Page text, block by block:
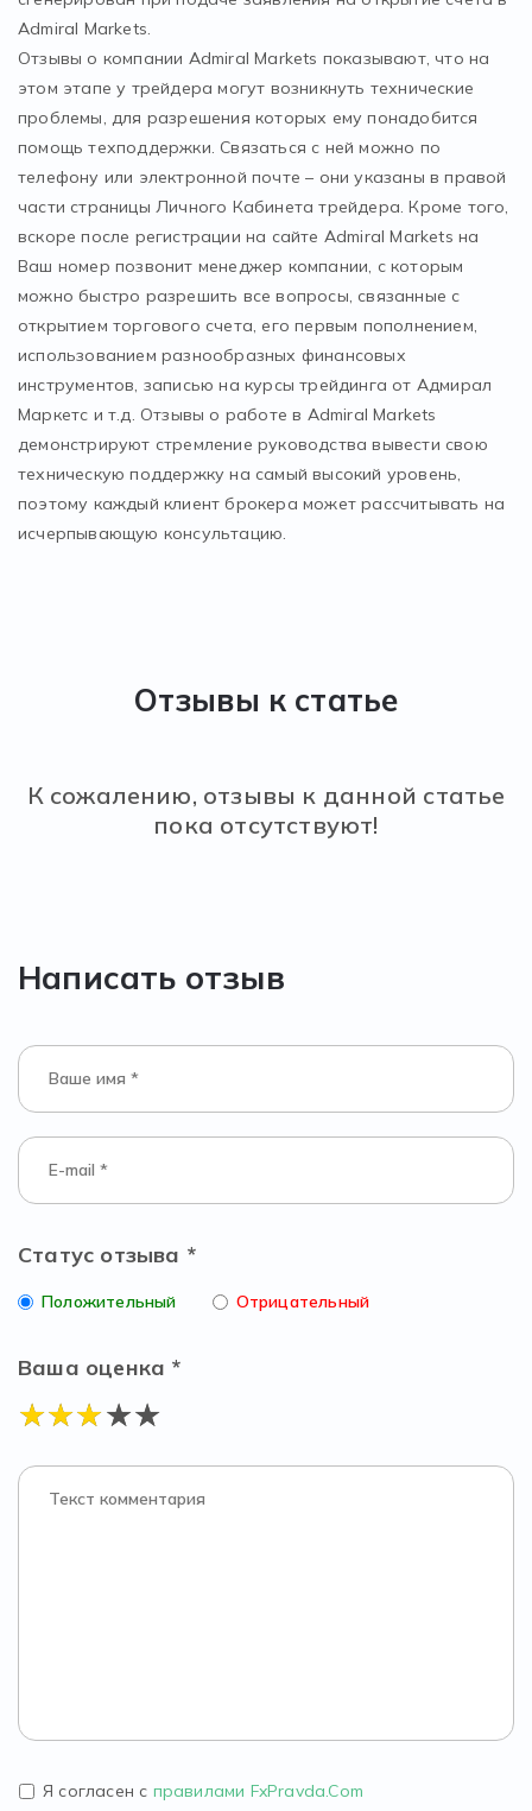
Admiral Markets.
Отзывы о компании Admiral Markets показывают, что на
этом этапе у трейдера могут возникнуть технические
проблемы, для разрешения которых ему понадобится
помощь техподдержки. Связаться с ней можно по
телефону или электронной почте – они указаны в правой
части страницы Личного Кабинета трейдера. Кроме того,
вскоре после регистрации на сайте Admiral Markets на
Ваш номер позвонит менеджер компании, с которым
можно быстро разрешить все вопросы, связанные с
открытием торгового счета, его первым пополнением,
использованием разнообразных финансовых
инструментов, записью на курсы трейдинга от Адмирал
Маркетс и т.д. Отзывы о работе в Admiral Markets
демонстрируют стремление руководства вывести свою
техническую поддержку на самый высокий уровень,
поэтому каждый клиент брокера может рассчитывать на
исчерпывающую консультацию.
Отзывы к статье
К сожалению, отзывы к данной статье
пока отсутствуют!
Написать отзыв
Статус отзыва *
Положительный Отрицательный
Ваша оценка *
Я согласен с правилами FxPravda.Com